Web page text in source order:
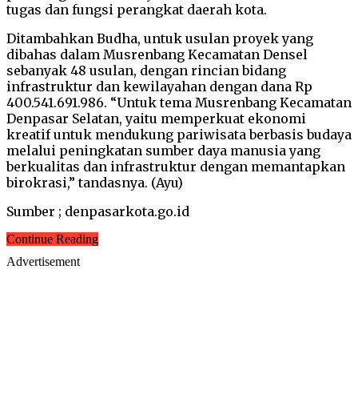
tugas dan fungsi perangkat daerah kota.
Ditambahkan Budha, untuk usulan proyek yang
dibahas dalam Musrenbang Kecamatan Densel
sebanyak 48 usulan, dengan rincian bidang
infrastruktur dan kewilayahan dengan dana Rp
400.541.691.986. “Untuk tema Musrenbang Kecamatan
Denpasar Selatan, yaitu memperkuat ekonomi
kreatif untuk mendukung pariwisata berbasis budaya
melalui peningkatan sumber daya manusia yang
berkualitas dan infrastruktur dengan memantapkan
birokrasi,” tandasnya. (Ayu)
Sumber ; denpasarkota.go.id
Continue Reading
Advertisement